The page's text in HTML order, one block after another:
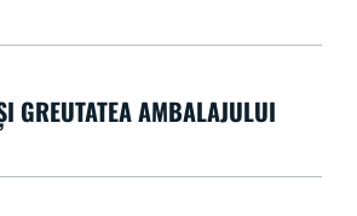
GREUTATEA AMBALAJULUI